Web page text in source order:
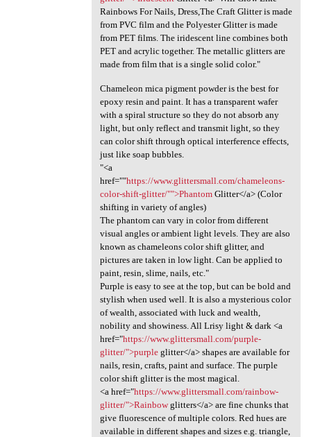
Rainbows For Nails, Dress,The Craft Glitter is made
from PVC film and the Polyester Glitter is made
from PET films. The iridescent line combines both
PET and acrylic together. The metallic glitters are
made from film that is a single solid color."
Chameleon mica pigment powder is the best for
epoxy resin and paint. It has a transparent wafer
with a spiral structure so they do not absorb any
light, but only reflect and transmit light, so they
can color shift through optical interference effects,
just like soap bubbles.
"<a
href=""https://www.glittersmall.com/chameleons-
color-shift-glitter/"">PhantomGlitter</a> (Color
shifting in variety of angles)
The phantom can vary in color from different
visual angles or ambient light levels. They are also
known as chameleons color shift glitter, and
pictures are taken in low light. Can be applied to
paint, resin, slime, nails, etc."
Purple is easy to see at the top, but can be bold and
stylish when used well. It is also a mysterious color
of wealth, associated with luck and wealth,
nobility and showiness. All Lrisy light & dark <a
href="https://www.glittersmall.com/purple-
glitter/">purpleglitter</a> shapes are available for
nails, resin, crafts, paint and surface. The purple
color shift glitter is the most magical.
<a href="https://www.glittersmall.com/rainbow-
glitter/">Rainbowglitters</a> are fine chunks that
give fluorescence of multiple colors. Red hues are
available in different shapes and sizes e.g. triangle,